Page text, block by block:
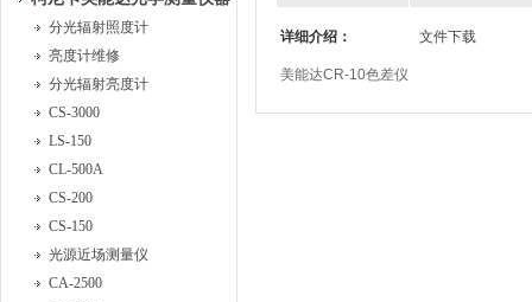
分光辐射照度计
亮度计维修
分光辐射亮度计
CS-3000
LS-150
CL-500A
CS-200
CS-150
光源近场测量仪
CA-2500
详细介绍： 文件下载
美能达CR-10色差仪